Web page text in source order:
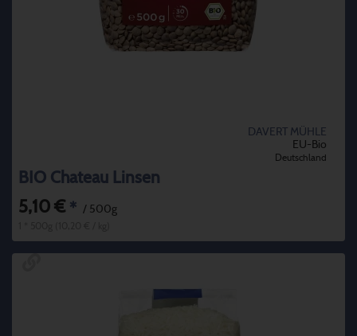
DAVERT MÜHLE
EU-Bio
Deutschland
BIO Chateau Linsen
5,10 € * / 500g